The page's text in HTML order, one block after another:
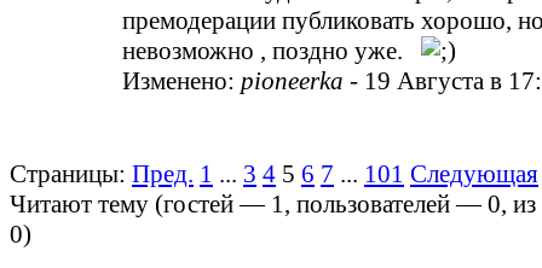
премодерации публиковать хорошо,
невозможно , поздно уже.
Изменено: pioneerka - 19 Августа в
Страницы: Пред. 1 ... 3 4 5 6 7 ... 101 Следующая
Читают тему (гостей — 1, пользователей —0,
0)